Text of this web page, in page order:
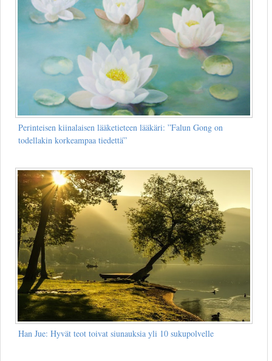
Perinteisen kiinalaisen lääketieteen lääkäri: ”Falun Gong on
todellakin korkeampaa tiedettä”
Han Jue: Hyvät teot toivat siunauksia yli 10 sukupolvelle